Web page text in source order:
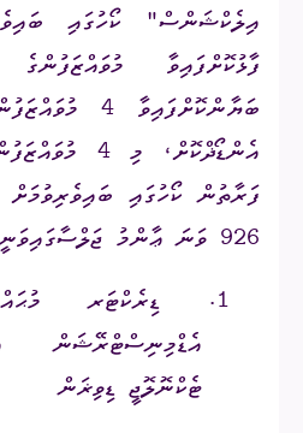
އިލެކްޝަންސް" ކޯހުގައި
ފާޅުކޮށްފައިވާ
ފަރާތުން ކޯހުގައި
926 ވަނަ ޢާންމު
1.
ޑިރެކްޓަރ
އެޑްމިނިސްޓްރޭޝަން
ޓެކްނޮލޮޖީ ޑިވިޜަން